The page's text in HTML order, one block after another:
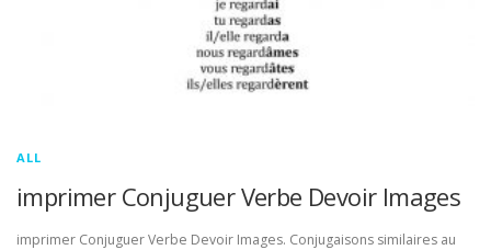
ALL
imprimer Conjuguer Verbe Devoir Images
imprimer Conjuguer Verbe Devoir Images. Conjugaisons similaires au